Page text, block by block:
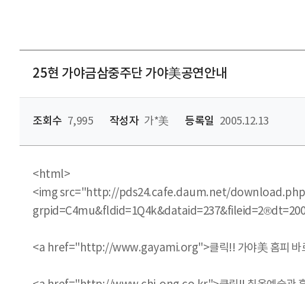
25현 가야금삼중주단 가야美공연안내
조회수 7,995 작성자 가*美 등록일 2005.12.13
<html>
<img src="http://pds24.cafe.daum.net/
<a href="http://www.gayami.org">클릭!! 가야美 홈피 바